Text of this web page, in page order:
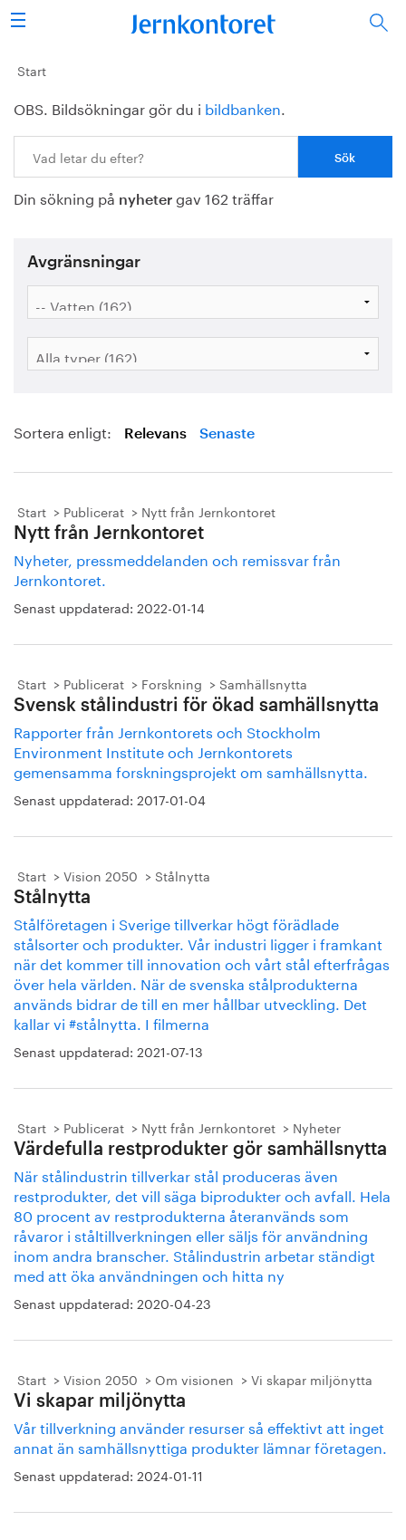
Sök
Stålindustrin
Vision 2050
Forskning/utbildning
Energi/miljö
Vi tycker
Bildbank
Start
OBS. Bildsökningar gör du i bildbanken.
Din sökning på nyheter gav 162 träffar
Avgränsningar
Sortera enligt: Relevans Senaste
Start Publicerat Nytt från Jernkontoret
Nytt från Jernkontoret
Nyheter, pressmeddelanden och remissvar från
Jernkontoret.
Senast uppdaterad: 2022-01-14
Start Publicerat Forskning Samhällsnytta
Svensk stålindustri för ökad samhällsnytta
Rapporter från Jernkontorets och Stockholm
Environment Institute och Jernkontorets
gemensamma forskningsprojekt om samhällsnytta.
Senast uppdaterad: 2017-01-04
Start Vision 2050 Stålnytta
Stålnytta
Stålföretagen i Sverige tillverkar högt förädlade
stålsorter och produkter. Vår industri ligger i framkant
när det kommer till innovation och vårt stål efterfrågas
över hela världen. När de svenska stålprodukterna
används bidrar de till en mer hållbar utveckling. Det
kallar vi #stålnytta. I filmerna
Senast uppdaterad: 2021-07-13
Start Publicerat Nytt från Jernkontoret Nyheter
Värdefulla restprodukter gör samhällsnytta
När stålindustrin tillverkar stål produceras även
restprodukter, det vill säga biprodukter och avfall. Hela
80 procent av restprodukterna återanvänds som
råvaror i ståltillverkningen eller säljs för användning
inom andra branscher. Stålindustrin arbetar ständigt
med att öka användningen och hitta ny
Senast uppdaterad: 2020-04-23
Start Vision 2050 Om visionen Vi skapar miljönytta
Vi skapar miljönytta
Vår tillverkning använder resurser så effektivt att inget
annat än samhällsnyttiga produkter lämnar företagen.
Senast uppdaterad: 2024-01-11